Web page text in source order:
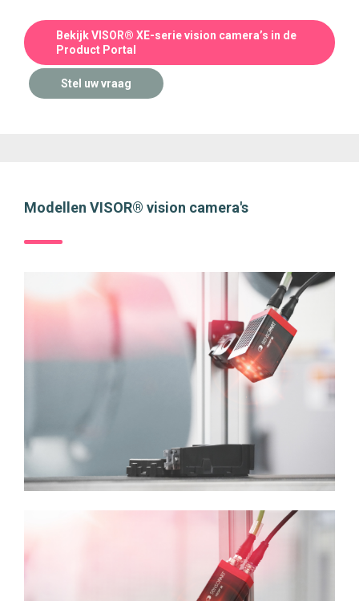
Bekijk VISOR® XE-serie vision camera’s in de
Product Portal
Stel uw vraag
Modellen VISOR® vision camera's